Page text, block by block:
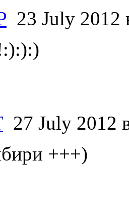
23 July 2012
27 July 2012
+++)